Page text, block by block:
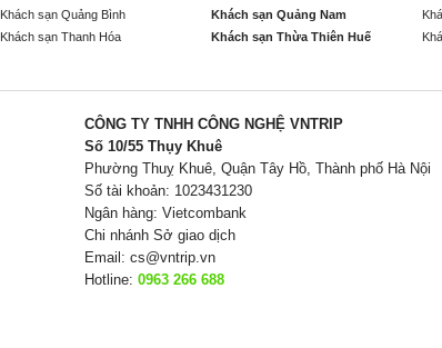
Khách sạn Quảng Bình Khách sạn Quảng Nam
Khách sạn Thanh Hóa Khách sạn Thừa Thiên Huế
CÔNG TY TNHH CÔNG NGHỆ VNTRIP
Số 10/55 Thụy Khuê
Phường Thuỵ Khuê, Quận Tây Hồ, Thành phố Hà Nội
Số tài khoản: 1023431230
Ngân hàng: Vietcombank
Chi nhánh Sở giao dịch
Email: cs@vntrip.vn
Hotline: 0963 266 688